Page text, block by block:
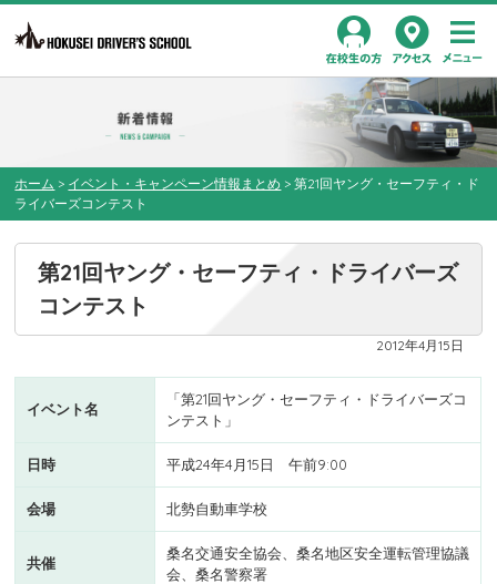
在校生の方アクセス
ホーム > イベント・キャンペーン情報まとめ >第21回ヤング・セーフティ・ド
ライバーズコンテスト
第21回ヤング・セーフティ・ドライバーズ
コンテスト
2012年4月15日
イベント名
「第21回ヤング・セーフティ・ドライバーズコ
ンテスト」
日時 平成24年4月15日 午前9:00
会場 北勢自動車学校
共催
桑名交通安全協会、桑名地区安全運転管理協議
会、桑名警察署